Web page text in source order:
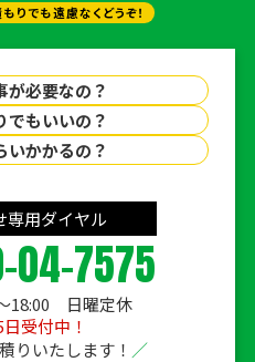
りでも遠慮なくどうぞ！
が必要なの？
でもいいの？
いかかるの？
専用ダイヤル
04-7575
18:00 日曜定休
受付中！
りいたします！